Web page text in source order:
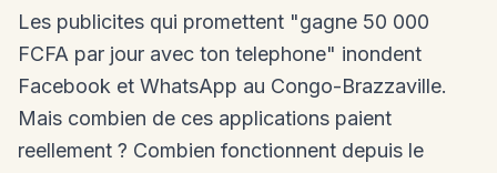
Les publicites qui promettent "gagne 50 000
FCFA par jour avec ton telephone" inondent
Facebook et WhatsApp au Congo-Brazzaville.
Mais combien de ces applications paient
reellement ? Combien fonctionnent depuis le